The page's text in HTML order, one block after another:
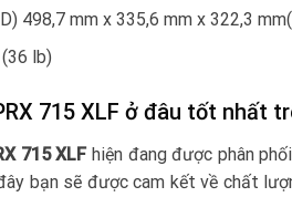
498,7 mm x 335,6 mm x 322,3
lb)
715 XLF ở đâu tốt nhất
715 XLFhiện đang được phân
bạn sẽ được cam kết về chất